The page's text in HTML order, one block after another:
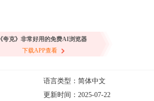
《夸克》非常好用的免费AI浏览器
下载APP查看
语言类型：简体中文
更新时间：2025-07-22